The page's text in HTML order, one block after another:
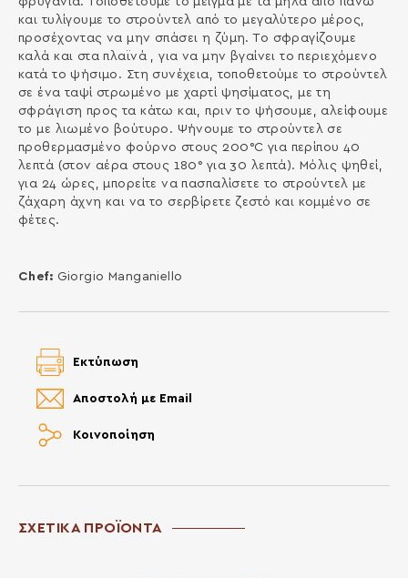
και τυλίγουμε το στρούντελ από το μεγαλύτερο μέρος,
προσέχοντας να μην σπάσει η ζύμη. Το σφραγίζουμε
καλά και στα πλαϊνά , για να μην βγαίνει το περιεχόμενο
κατά το ψήσιμο. Στη συνέχεια, τοποθετούμε το στρούντελ
σε ένα ταψί στρωμένο με χαρτί ψησίματος, με τη
σφράγιση προς τα κάτω και, πριν το ψήσουμε, αλείφουμε
το με λιωμένο βούτυρο. Ψήνουμε το στρούντελ σε
προθερμασμένο φούρνο στους 200°C για περίπου 40
λεπτά (στον αέρα στους 180° για 30 λεπτά). Μόλις ψηθεί,
για 24 ώρες, μπορείτε να πασπαλίσετε το στρούντελ με
ζάχαρη άχνη και να το σερβίρετε ζεστό και κομμένο σε
φέτες.
Chef: Giorgio Manganiello
Κοινοποίηση
Αποστολή με Email
Εκτύπωση
ΣΧΕΤΙΚΑ ΠΡΟΪΟΝΤΑ